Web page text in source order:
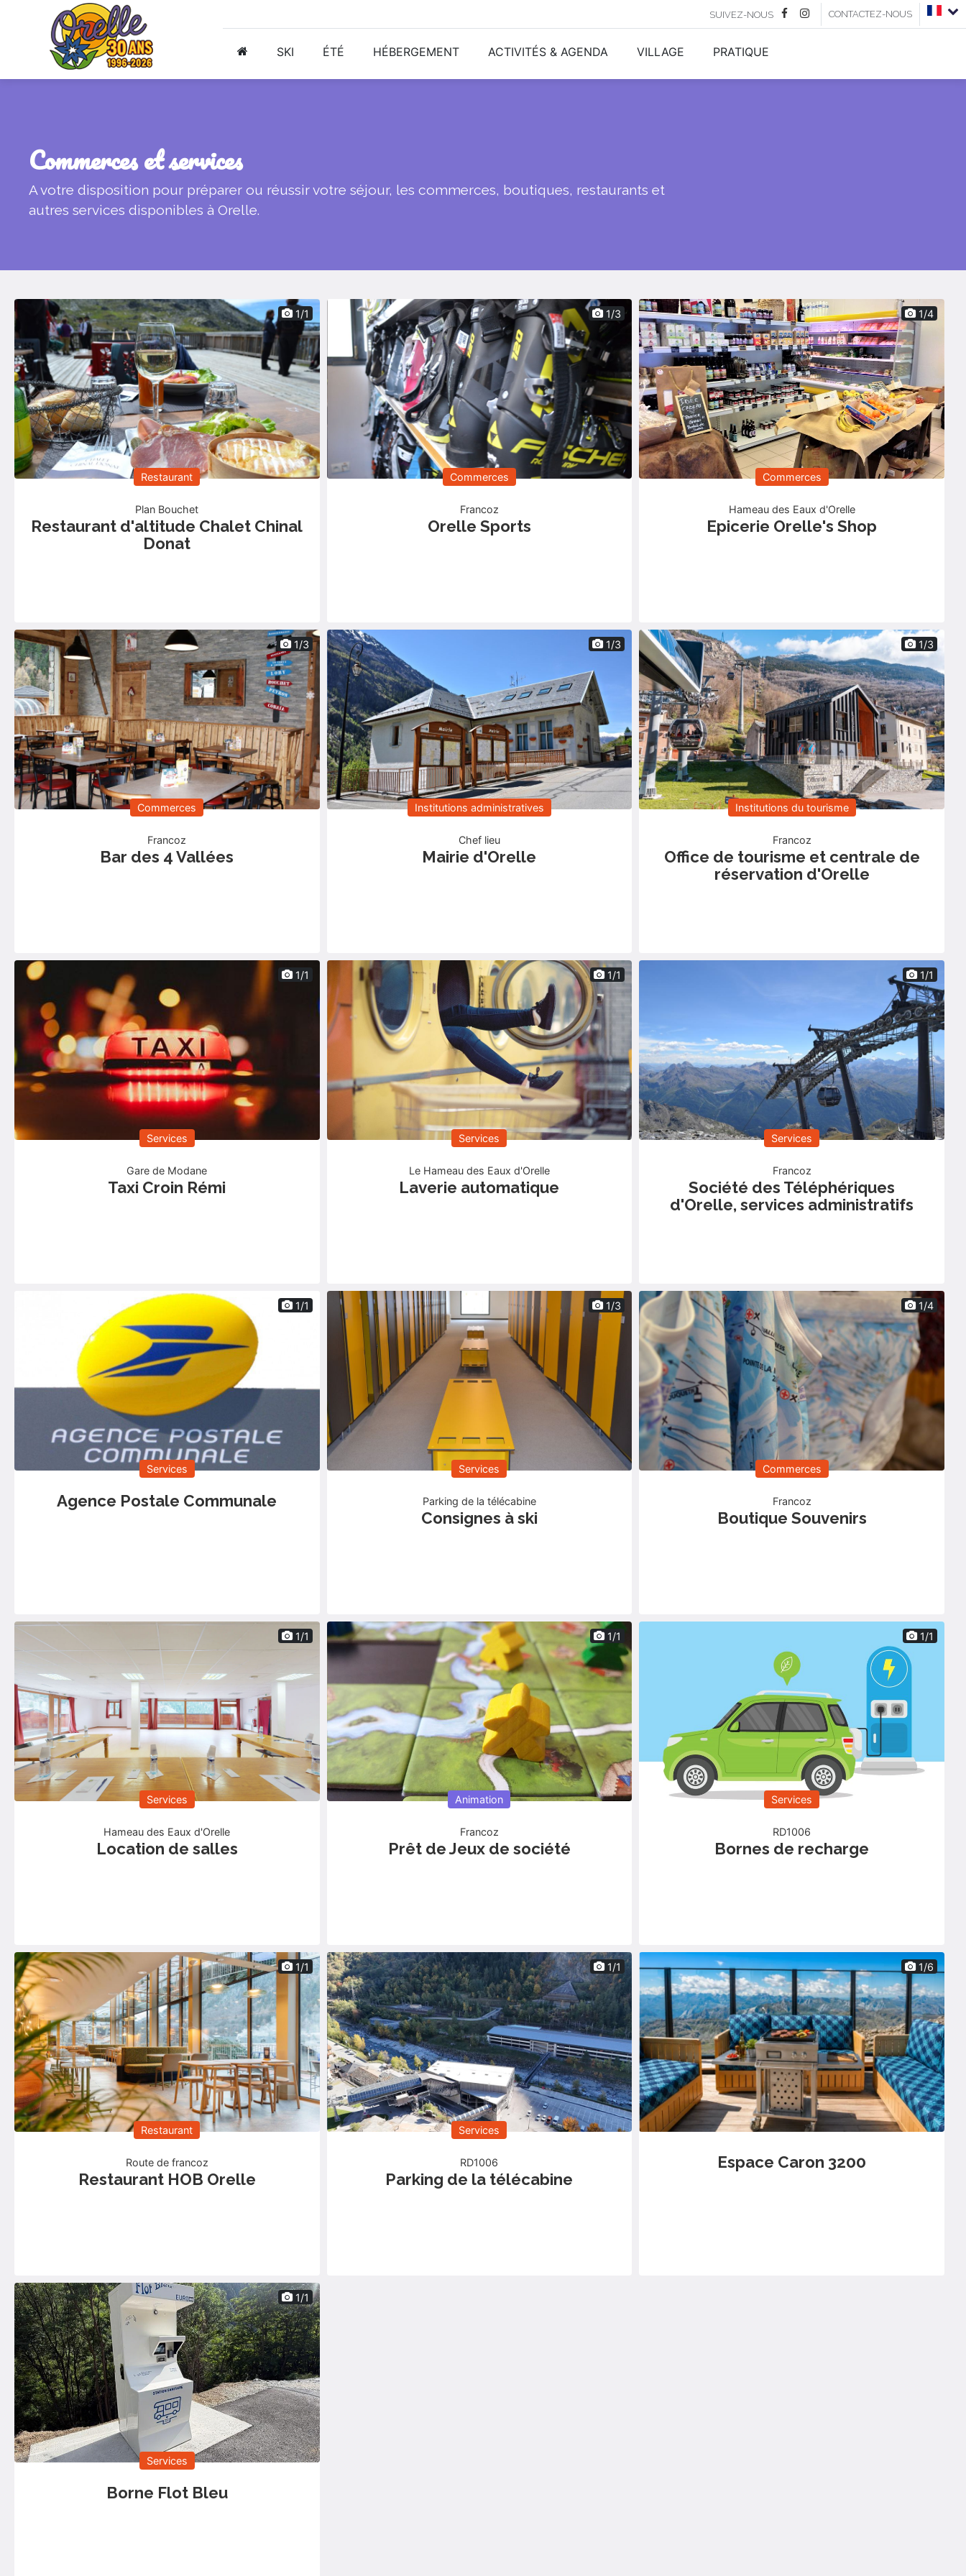
SUIVEZ-NOUS CONTACTEZ-NOUS
SKI ÉTÉ HÉBERGEMENT ACTIVITÉS & AGENDA VILLAGE PRATIQUE
commerces et services
A votre disposition pour préparer ou réussir votre séjour, les commerces, boutiques, restaurants et
autres services disponibles à Orelle.
1/1
Restaurant
Plan Bouchet
Restaurant d'altitude Chalet Chinal
Donat
1/3
Commerces
Francoz
Orelle Sports
1/4
Commerces
Hameau des Eaux d'Orelle
Epicerie Orelle's Shop
1/3
Commerces
Francoz
Bar des 4 Vallées
1/3
Institutions administratives
Chef lieu
Mairie d'Orelle
1/3
Institutions du tourisme
Francoz
Office de tourisme et centrale de
réservation d'Orelle
1/1
Services
Gare de Modane
Taxi Croin Rémi
1/1
Services
Le Hameau des Eaux d'Orelle
Laverie automatique
1/1
Services
Francoz
Société des Téléphériques
d'Orelle, services administratifs
1/1
Services
Agence Postale Communale
1/3
Services
Parking de la télécabine
Consignes à ski
1/4
Commerces
Francoz
Boutique Souvenirs
1/1
Services
Hameau des Eaux d'Orelle
Location de salles
1/1
Services
Animation
Francoz
Prêt de Jeux de société
1/1
Services
RD1006
Bornes de recharge
1/1
Restaurant
Route de francoz
Restaurant HOB Orelle
1/1
Services
RD1006
Parking de la télécabine
1/6
Espace Caron 3200
1/1
Services
Borne Flot Bleu